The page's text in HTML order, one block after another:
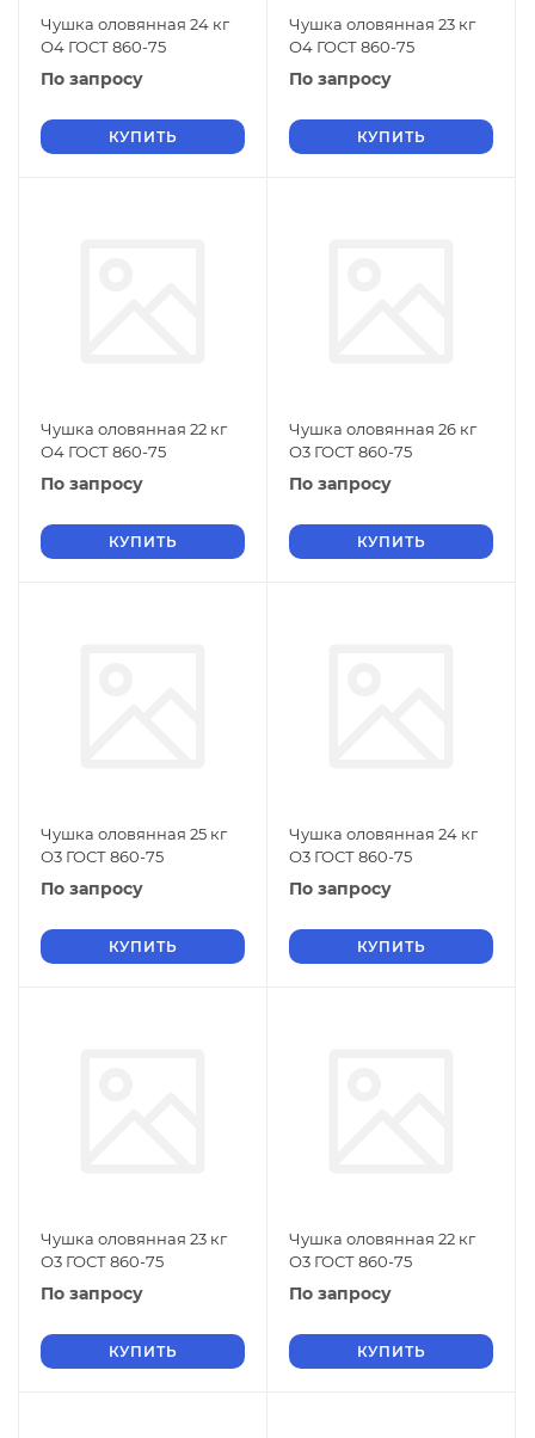
Чушка оловянная 24 кг
О4 ГОСТ 860-75
По запросу
КУПИТЬ
Чушка оловянная 23 кг
О4 ГОСТ 860-75
По запросу
КУПИТЬ
Чушка оловянная 22 кг
О4 ГОСТ 860-75
По запросу
КУПИТЬ
Чушка оловянная 26 кг
О3 ГОСТ 860-75
По запросу
КУПИТЬ
Чушка оловянная 25 кг
О3 ГОСТ 860-75
По запросу
КУПИТЬ
Чушка оловянная 24 кг
О3 ГОСТ 860-75
По запросу
КУПИТЬ
Чушка оловянная 23 кг
О3 ГОСТ 860-75
По запросу
КУПИТЬ
Чушка оловянная 22 кг
О3 ГОСТ 860-75
По запросу
КУПИТЬ